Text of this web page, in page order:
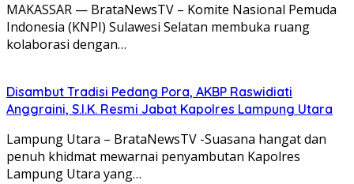
MAKASSAR — BrataNewsTV – Komite Nasional Pemuda
Indonesia (KNPI) Sulawesi Selatan membuka ruang
kolaborasi dengan…
Disambut Tradisi Pedang Pora, AKBP Raswidiati
Anggraini, S.I.K. Resmi Jabat Kapolres Lampung Utara
Lampung Utara – BrataNewsTV -Suasana hangat dan
penuh khidmat mewarnai penyambutan Kapolres
Lampung Utara yang…